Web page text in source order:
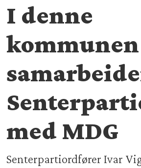
I denne
kommunen
med MDG
Senterpartiordfører Ivar